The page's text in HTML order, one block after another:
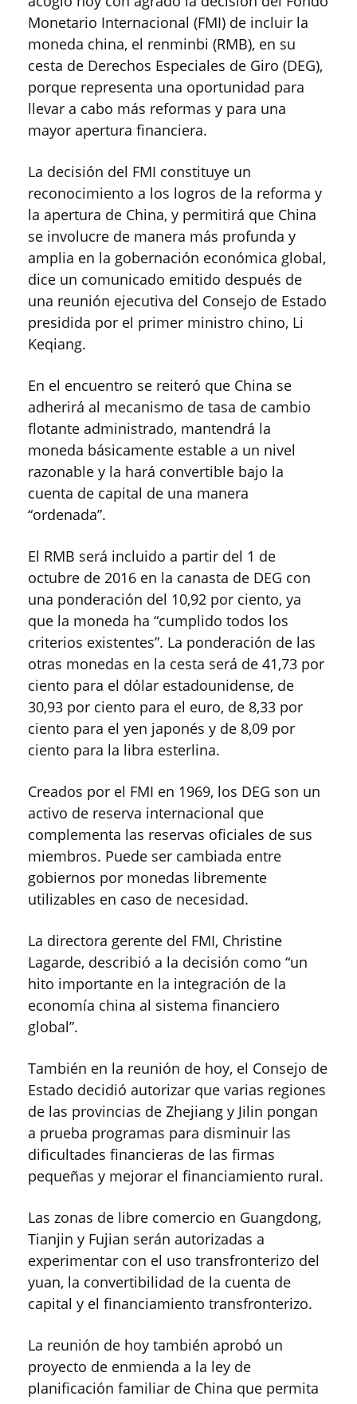
Monetario Internacional (FMI) de incluir la
moneda china, el renminbi (RMB), en su
cesta de Derechos Especiales de Giro (DEG),
porque representa una oportunidad para
llevar a cabo más reformas y para una
mayor apertura financiera.
La decisión del FMI constituye un
reconocimiento a los logros de la reforma y
la apertura de China, y permitirá que China
se involucre de manera más profunda y
amplia en la gobernación económica global,
dice un comunicado emitido después de
una reunión ejecutiva del Consejo de Estado
presidida por el primer ministro chino, Li
Keqiang.
En el encuentro se reiteró que China se
adherirá al mecanismo de tasa de cambio
flotante administrado, mantendrá la
moneda básicamente estable a un nivel
razonable y la hará convertible bajo la
cuenta de capital de una manera
“ordenada”.
El RMB será incluido a partir del 1 de
octubre de 2016 en la canasta de DEG con
una ponderación del 10,92 por ciento, ya
que la moneda ha “cumplido todos los
criterios existentes”. La ponderación de las
otras monedas en la cesta será de 41,73 por
ciento para el dólar estadounidense, de
30,93 por ciento para el euro, de 8,33 por
ciento para el yen japonés y de 8,09 por
ciento para la libra esterlina.
Creados por el FMI en 1969, los DEG son un
activo de reserva internacional que
complementa las reservas oficiales de sus
miembros. Puede ser cambiada entre
gobiernos por monedas libremente
utilizables en caso de necesidad.
La directora gerente del FMI, Christine
Lagarde, describió a la decisión como “un
hito importante en la integración de la
economía china al sistema financiero
global”.
También en la reunión de hoy, el Consejo de
Estado decidió autorizar que varias regiones
de las provincias de Zhejiang y Jilin pongan
a prueba programas para disminuir las
dificultades financieras de las firmas
pequeñas y mejorar el financiamiento rural.
Las zonas de libre comercio en Guangdong,
Tianjin y Fujian serán autorizadas a
experimentar con el uso transfronterizo del
yuan, la convertibilidad de la cuenta de
capital y el financiamiento transfronterizo.
La reunión de hoy también aprobó un
proyecto de enmienda a la ley de
planificación familiar de China que permita